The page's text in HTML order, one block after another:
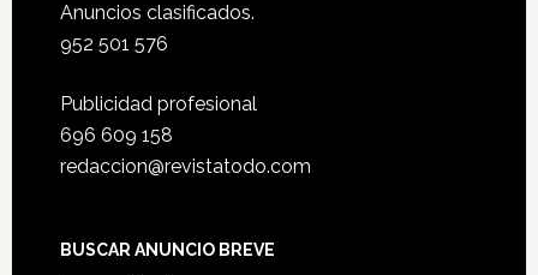
Anuncios clasificados.
952 501 576
Publicidad profesional
696 609 158
redaccion@revistatodo.com
BUSCAR ANUNCIO BREVE